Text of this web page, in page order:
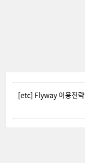
[etc] Flyway 이용전략